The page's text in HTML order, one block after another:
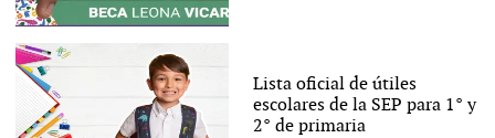
Lista oficial de útiles
escolares de la SEP para 1° y
2° de primaria